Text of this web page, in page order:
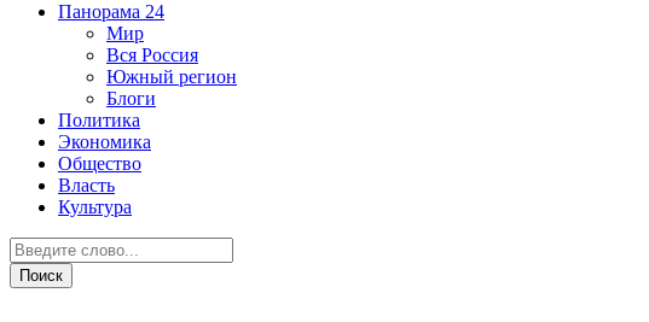
Панорама 24
Мир
Вся Россия
Южный регион
Блоги
Политика
Экономика
Общество
Власть
Культура